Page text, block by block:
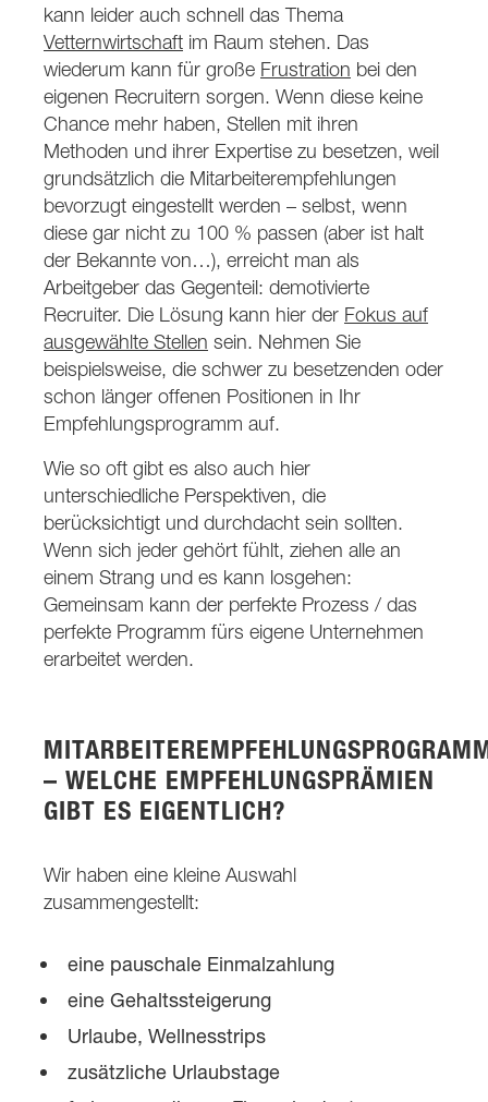
kann leider auch schnell das Thema
Vetternwirtschaft im Raum stehen. Das
wiederum kann für große Frustration bei den
eigenen Recruitern sorgen. Wenn diese keine
Chance mehr haben, Stellen mit ihren
Methoden und ihrer Expertise zu besetzen, weil
grundsätzlich die Mitarbeiterempfehlungen
bevorzugt eingestellt werden – selbst, wenn
diese gar nicht zu 100 % passen (aber ist halt
der Bekannte von…), erreicht man als
Arbeitgeber das Gegenteil: demotivierte
Recruiter. Die Lösung kann hier der Fokus auf
ausgewählte Stellen sein. Nehmen Sie
beispielsweise, die schwer zu besetzenden oder
schon länger offenen Positionen in Ihr
Empfehlungsprogramm auf.
Wie so oft gibt es also auch hier
unterschiedliche Perspektiven, die
berücksichtigt und durchdacht sein sollten.
Wenn sich jeder gehört fühlt, ziehen alle an
einem Strang und es kann losgehen:
Gemeinsam kann der perfekte Prozess / das
perfekte Programm fürs eigene Unternehmen
erarbeitet werden.
– WELCHE EMPFEHLUNGSPRÄMIEN
GIBT ES EIGENTLICH?
Wir haben eine kleine Auswahl
zusammengestellt:
eine pauschale Einmalzahlung
eine Gehaltssteigerung
Urlaube, Wellnesstrips
zusätzliche Urlaubstage